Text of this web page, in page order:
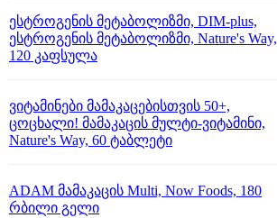
ესტროგენის მეტაბოლიზმი, DIM-plus,
ესტროგენის მეტაბოლიზმი, Nature's Way,
120 კაფსულა
ვიტამინები მამაკაცებისთვის 50+,
ცოცხალი! მამაკაცის მულტი-ვიტამინი,
Nature's Way, 60 ტაბლეტი
ADAM მამაკაცის Multi, Now Foods, 180
რბილი გელი